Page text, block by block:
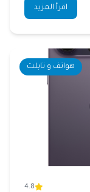
اقرأ المزيد
هواتف و تابلت
4.8